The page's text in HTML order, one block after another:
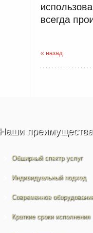
всегда
« назад
Наши преимущества
Обширный спектр услуг
Индивидуальный подход
Современное
Краткие сроки исполнения